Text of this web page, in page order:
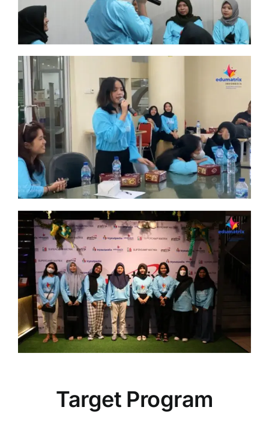
Target Program